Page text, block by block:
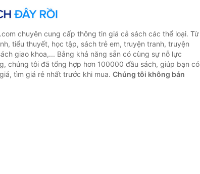
chuyên cung cấp thông tin giá cả sách các thể loại. Từ
tiểu thuyết, học tập, sách trẻ em, truyện tranh, truyện
giao khoa,... Bằng khả năng sẵn có cùng sự nỗ lực
chúng tôi đã tổng hợp hơn 100000 đầu sách, giúp bạn có
tìm giá rẻ nhất trước khi mua. Chúng tôi không bán